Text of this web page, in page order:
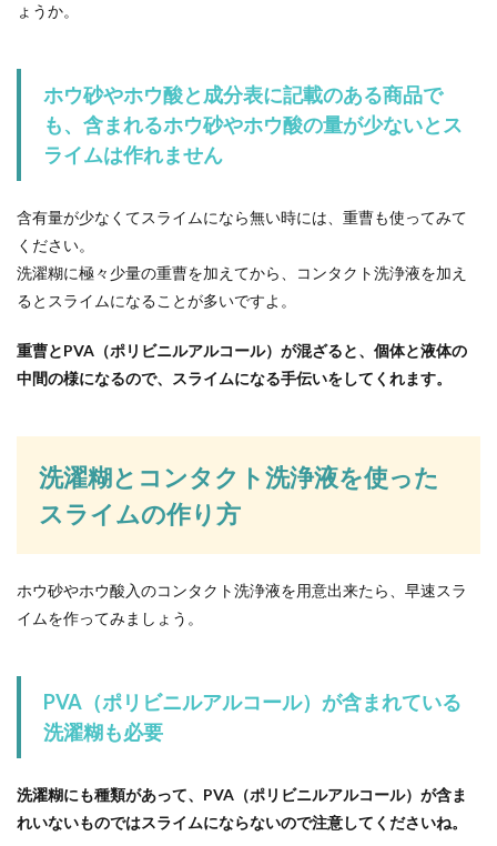
ハンバーガーバンズの代用になるもの
は？バンズのレシピも紹介！
いかと考える...
囲気が一変するリメイク術
てはいかがで...
餃子はポン酢派？醤油派？美味しい餃
子のタレレシピを紹介
醤油？気分で変えるのもいいですが、どちらもき
ょうか。
ホウ砂やホウ酸と成分表に記載のある商品で
も、含まれるホウ砂やホウ酸の量が少ないとス
ライムは作れません
含有量が少なくてスライムになら無い時には、重曹も使ってみて
ください。
洗濯糊に極々少量の重曹を加えてから、コンタクト洗浄液を加え
るとスライムになることが多いですよ。
重曹とPVA（ポリビニルアルコール）が混ざると、個体と液体の
中間の様になるので、スライムになる手伝いをしてくれます。
洗濯糊とコンタクト洗浄液を使った
スライムの作り方
ホウ砂やホウ酸入のコンタクト洗浄液を用意出来たら、早速スラ
イムを作ってみましょう。
PVA（ポリビニルアルコール）が含まれている
洗濯糊も必要
洗濯糊にも種類があって、PVA（ポリビニルアルコール）が含ま
れいないものではスライムにならないので注意してくださいね。